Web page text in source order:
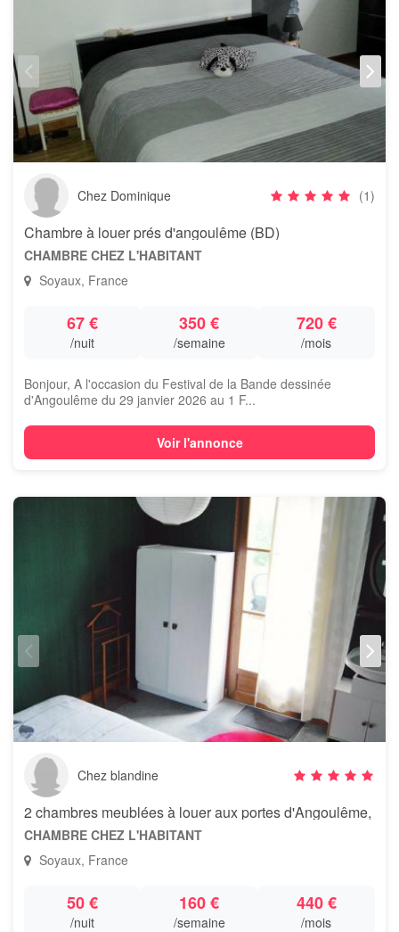
Chez Dominique (1)
Chambre à louer prés d'angoulême (BD)
CHAMBRE CHEZ L'HABITANT
Soyaux, France
67 €
/nuit
350 €
/semaine
720 €
/mois
Bonjour, A l'occasion du Festival de la Bande dessinée
d'Angoulême du 29 janvier 2026 au 1 F...
Voir l'annonce
Chez blandine
2 chambres meublées à louer aux portes d'Angoulême,
CHAMBRE CHEZ L'HABITANT
Soyaux, France
50 €
/nuit
160 €
/semaine
440 €
/mois